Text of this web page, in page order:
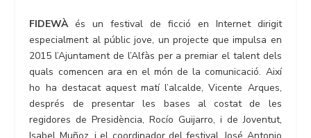
FIDEWÀés un festival de ficció en Internet dirigit
especialment al públic jove, un projecte que impulsa en
2015 l’Ajuntament de l’Alfàs per a premiar el talent dels
quals comencen ara en el món de la comunicació. Així
ho ha destacat aquest matí l’alcalde, Vicente Arques,
després de presentar les bases al costat de les
regidores de Presidència, Rocío Guijarro, i de Joventut,